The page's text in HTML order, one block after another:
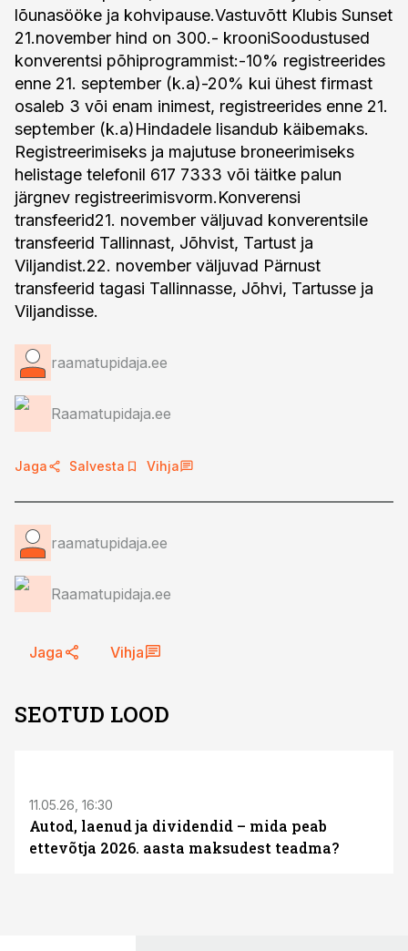
raamatupidaja.ee
Raamatupidaja.ee
Jaga Salvesta Vihja
raamatupidaja.ee
Raamatupidaja.ee
Jaga Vihja
SEOTUD LOOD
11.05.26, 16:30
Autod, laenud ja dividendid – mida peab
ettevõtja 2026. aasta maksudest teadma?